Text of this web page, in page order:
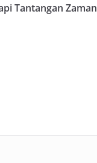
Tantangan Zaman